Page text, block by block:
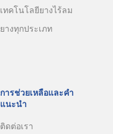
เทคโนโลยียางไร้ลม
ยางทุกประเภท
การช่วยเหลือและคำ
แนะนำ
ติดต่อเรา